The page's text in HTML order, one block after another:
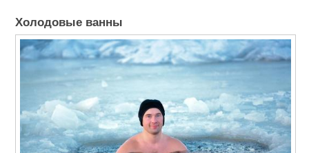
Холодовые ванны